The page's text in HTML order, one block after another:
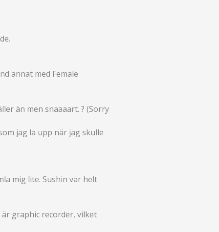
annat med Female
än men snaaaart. ? (Sorry
jag la upp när jag skulle
mig lite. Sushin var helt
graphic recorder, vilket